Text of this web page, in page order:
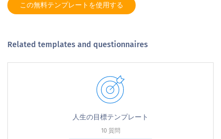
この無料テンプレートを使用する
Related templates and questionnaires
人生の目標テンプレート
10 質問